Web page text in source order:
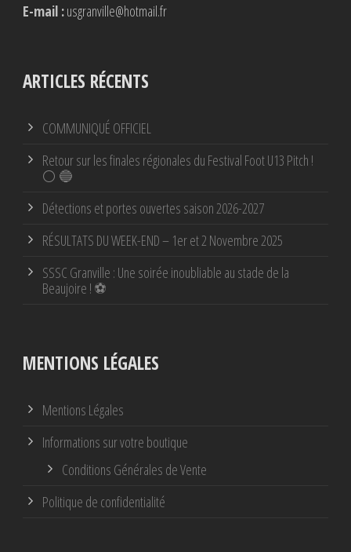
E-mail :usgranville@hotmail.fr
ARTICLES RÉCENTS
COMMUNIQUÉ OFFICIEL
Retour sur les finales régionales du Festival Foot U13 Pitch !
⚪ 🔵
Détections et portes ouvertes saison 2026-2027
RÉSULTATS DU WEEK-END – 1er et 2 Novembre 2025
SSSC Granville : Une soirée inoubliable au stade de la
Beaujoire ! ⚽
MENTIONS LÉGALES
Mentions Légales
Informations sur votre boutique
Conditions Générales de Vente
Politique de confidentialité